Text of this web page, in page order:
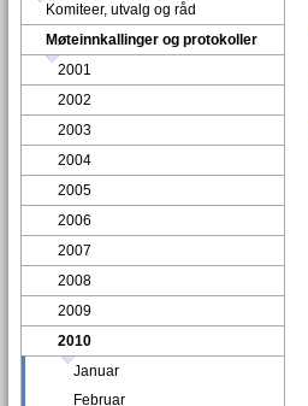
Komiteer, utvalg og råd
Møteinnkallinger og protokoller
2001
2002
2003
2004
2005
2006
2007
2008
2009
2010
Januar
Februar